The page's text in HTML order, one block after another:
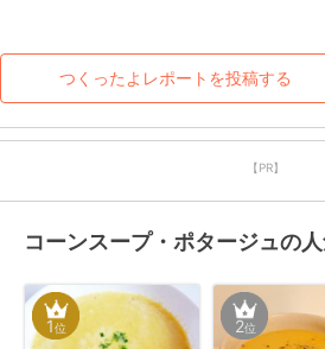
つくったよレポートを投稿する
【PR】
コーンスープ・ポタージュの
1位 2位